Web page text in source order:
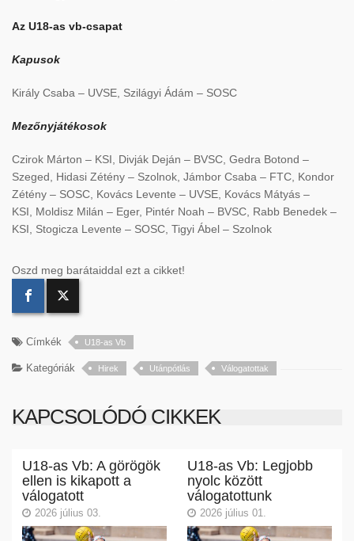
Az U18-as vb-csapat
Kapusok
Király Csaba – UVSE, Szilágyi Ádám – SOSC
Mezőnyjátékosok
Czirok Márton – KSI, Divják Deján – BVSC, Gedra Botond –
Szeged, Hidasi Zétény – Szolnok, Jámbor Csaba – FTC, Kondor
Zétény – SOSC, Kovács Levente – UVSE, Kovács Mátyás –
KSI, Moldisz Milán – Eger, Pintér Noah – BVSC, Rabb Benedek –
KSI, Stogicza Levente – SOSC, Tigyi Ábel – Szolnok
Oszd meg barátaiddal ezt a cikket!
Címkék U18-as Vb
Kategóriák Hirek Utánpótlás Válogatottak
KAPCSOLÓDÓ CIKKEK
U18-as Vb: A görögök
ellen is kikapott a
válogatott
2026 július 03.
U18-as Vb: Legjobb
nyolc között
válogatottunk
2026 július 01.